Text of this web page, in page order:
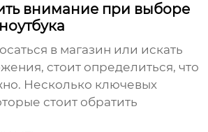
внимание при выборе
в магазин или искать
стоит определиться, что
Несколько ключевых
стоит обратить